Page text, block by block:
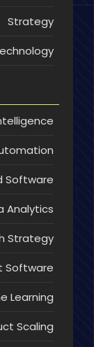
Strategy
Software
Analytics
Strategy
Software
Learning
Scaling